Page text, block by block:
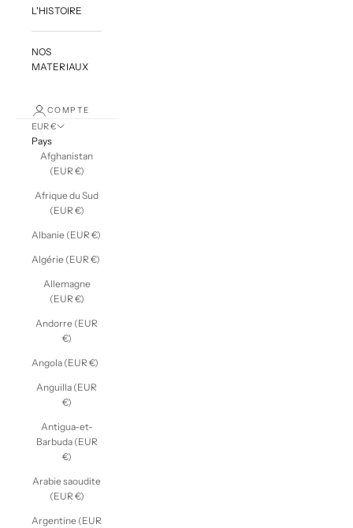
L'HISTOIRE
NOS
MATERIAUX
COMPTE
EUR €
Pays
Afghanistan
(EUR €)
Afrique du Sud
(EUR €)
Albanie (EUR €)
Algérie (EUR €)
Allemagne
(EUR €)
Andorre (EUR
€)
Angola (EUR €)
Anguilla (EUR
€)
Antigua-et-
Barbuda (EUR
€)
Arabie saoudite
(EUR €)
Argentine (EUR